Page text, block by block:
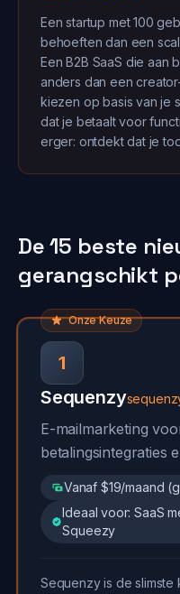
Een startup met 100
behoeften dan een
Een B2B SaaS die
anders dan een
kiezen op basis van je
dat je betaalt voor
erger: ontdekt dat je
De 15 beste
gerangschikt
Onze Keuze
1
Sequenzy
E-mailmarketing
betalingsintegraties
Vanaf $19/maand
Ideaal voor: SaaS
Squeezy
Sequenzy is de